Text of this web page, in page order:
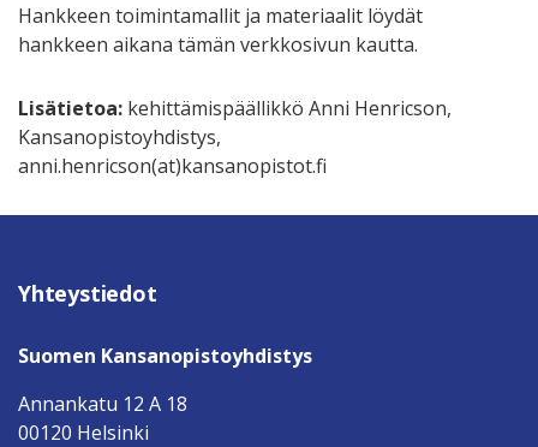
Hankkeen toimintamallit ja materiaalit löydät
hankkeen aikana tämän verkkosivun kautta.
Lisätietoa: kehittämispäällikkö Anni Henricson,
Kansanopistoyhdistys,
anni.henricson(at)kansanopistot.fi
Yhteystiedot
Suomen Kansanopistoyhdistys
Annankatu 12 A 18
00120 Helsinki